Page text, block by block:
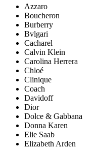
Azzaro
Boucheron
Burberry
Bvlgari
Cacharel
Calvin Klein
Carolina Herrera
Chloé
Clinique
Coach
Davidoff
Dior
Dolce & Gabbana
Donna Karen
Elie Saab
Elizabeth Arden